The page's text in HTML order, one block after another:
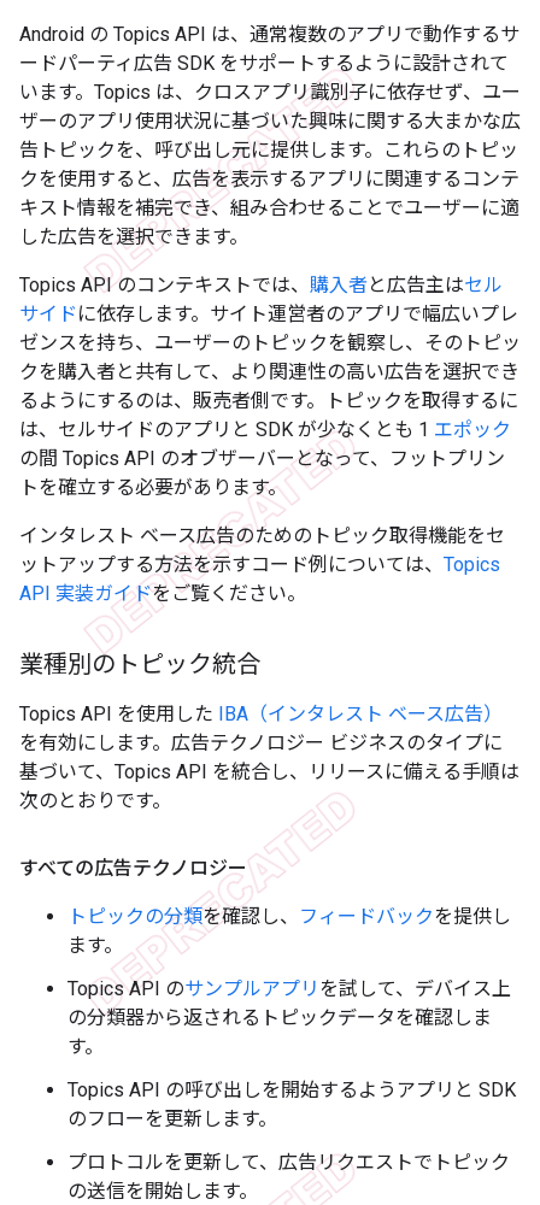
Android の Topics API は、通常複数のアプリで動作するサ
ードパーティ広告 SDK をサポートするように設計されて
います。Topics は、クロスアプリ識別子に依存せず、ユー
ザーのアプリ使用状況に基づいた興味に関する大まかな広
告トピックを、呼び出し元に提供します。これらのトピッ
クを使用すると、広告を表示するアプリに関連するコンテ
キスト情報を補完でき、組み合わせることでユーザーに適
した広告を選択できます。
Topics API のコンテキストでは、 購入者 と広告主はセル
サイド に依存します。サイト運営者のアプリで幅広いプレ
ゼンスを持ち、ユーザーのトピックを観察し、そのトピッ
クを購入者と共有して、より関連性の高い広告を選択でき
るようにするのは、販売者側です。トピックを取得するに
は、セルサイドのアプリと SDK が少なくとも 1 エポック
の間 Topics API のオブザーバーとなって、フットプリン
トを確立する必要があります。
インタレスト ベース広告のためのトピック取得機能をセ
ットアップする方法を示すコード例については、 Topics
API 実装ガイドをご覧ください。
業種別のトピック統合
Topics API を使用した IBA（インタレスト ベース広告）
を有効にします。広告テクノロジー ビジネスのタイプに
基づいて、Topics API を統合し、リリースに備える手順は
次のとおりです。
すべての広告テクノロジー
トピックの分類を確認し、 フィードバックを提供し
ます。
Topics API のサンプルアプリ を試して、デバイス上
の分類器から返されるトピックデータを確認しま
す。
Topics API の呼び出しを開始するようアプリと SDK
のフローを更新します。
プロトコルを更新して、広告リクエストでトピック
の送信を開始します。